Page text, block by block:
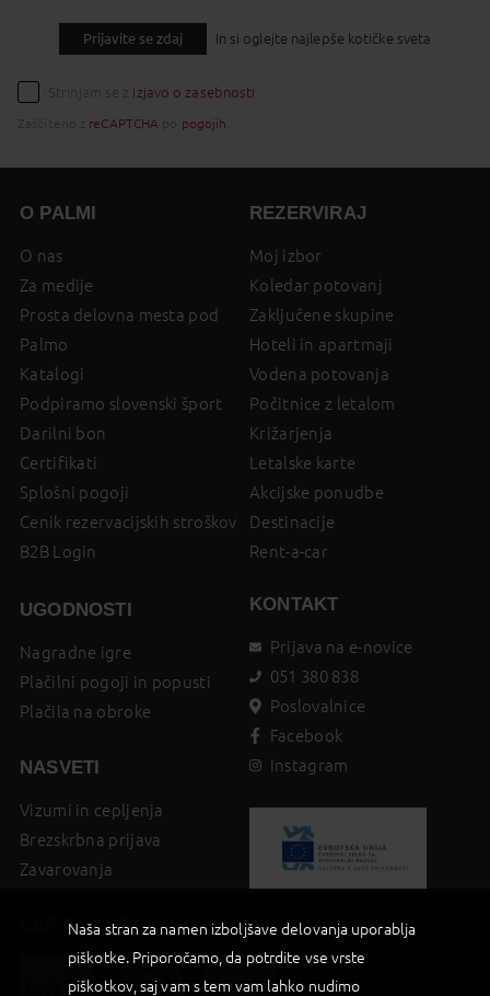
Prijavite se zdaj In si oglejte najlepše kotičke sveta
Strinjam se z izjavo o zasebnosti
Zaščiteno z reCAPTCHA pogojih
O PALMI
O nas
Za medije
Prosta delovna mesta pod
Palmo
Katalogi
Podpiramo slovenski šport
Darilni bon
Certifikati
Splošni pogoji
Cenik rezervacijskih stroškov
B2B Login
UGODNOSTI
Nagradne igre
Plačilni pogoji in popusti
Plačila na obroke
NASVETI
Vizumi in cepljenja
Brezskrbna prijava
Zavarovanja
REZERVIRAJ
Moj izbor
Koledar potovanj
Zaključene skupine
Hoteli in apartmaji
Vodena potovanja
Počitnice z letalom
Križarjenja
Letalske karte
Akcijske ponudbe
Destinacije
Rent-a-car
KONTAKT
Prijava na e-novice
051 380 838
Poslovalnice
Facebook
Instagram
CERTIFIKATI
Naša stran za namen izboljšave delovanja uporablja
piškotke. Priporočamo, da potrdite vse vrste
piškotkov, saj vam s tem vam lahko nudimo